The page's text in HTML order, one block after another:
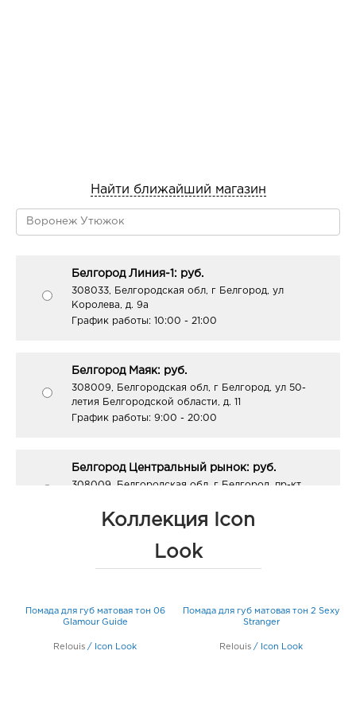
Найти ближайший магазин
Белгород Линия-1: руб.
308033, Белгородская обл, г Белгород, ул
Королева, д. 9а
График работы: 10:00 - 21:00
Белгород Маяк: руб.
308009, Белгородская обл, г Белгород, ул 50-
летия Белгородской области, д. 11
График работы: 9:00 - 20:00
Белгород Центральный рынок: руб.
308009, Белгородская обл, г Белгород, пр-кт
График работы:9:00 - 21:00
График работы:10:00 - 21:00
Коллекция Icon
Look
Помада для губ матовая тон 06
Glamour Guide
Relouis / Icon Look
Помада для губ матовая тон 2 Sexy
Stranger
Relouis / Icon Look